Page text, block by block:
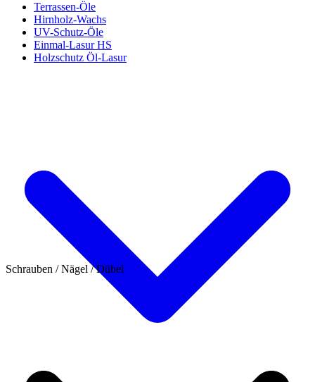
Terrassen-Öle
Hirnholz-Wachs
UV-Schutz-Öle
Einmal-Lasur HS
Holzschutz Öl-Lasur
Schrauben / Nägel / Dübel